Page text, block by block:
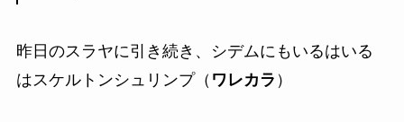
昨日のスラヤに引き続き、シデムにもいるはいる
はスケルトンシュリンプ（ ワレカラ ）